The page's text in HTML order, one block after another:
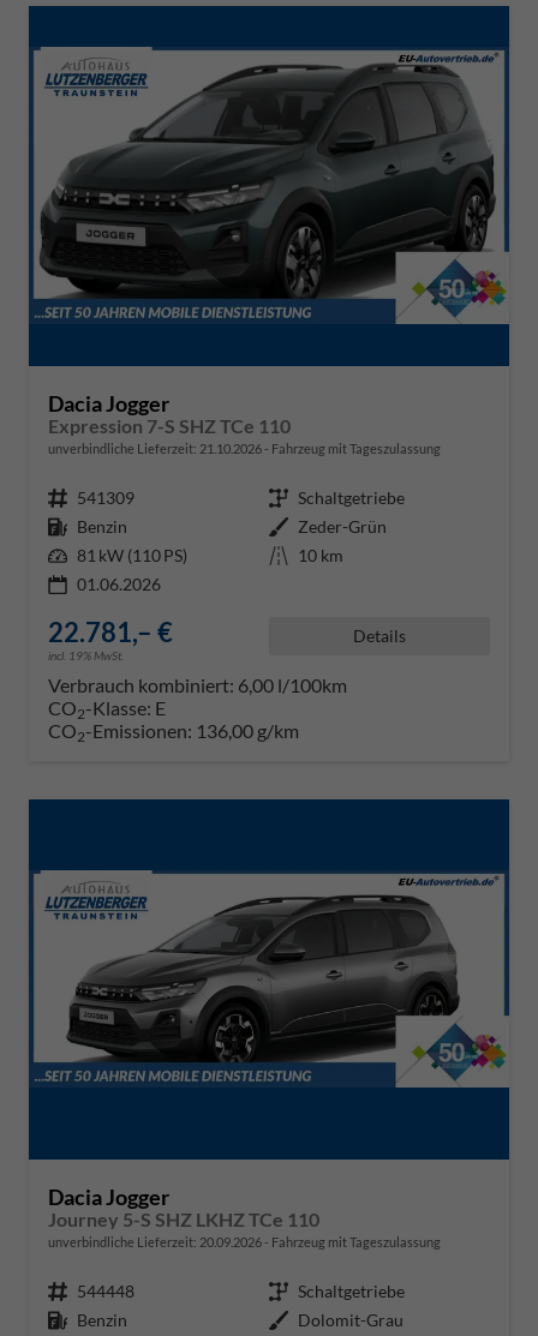
Dacia Jogger
Expression 7-S SHZ TCe 110
unverbindliche Lieferzeit: 21.10.2026 Fahrzeug mit Tageszulassung
Fahrzeugnr. 541309 Getriebe Schaltgetriebe
Kraftstoff Benzin Außenfarbe Zeder-Grün
Leistung 81 kW (110 PS) Kilometerstand 10 km
01.06.2026
22.781,– €
incl. 19% MwSt.
Details
Verbrauch kombiniert: 6,00 l/100km
CO2-Klasse: E
CO2-Emissionen: 136,00 g/km
Dacia Jogger
Journey 5-S SHZ LKHZ TCe 110
unverbindliche Lieferzeit: 20.09.2026 Fahrzeug mit Tageszulassung
Fahrzeugnr. 544448 Getriebe Schaltgetriebe
Kraftstoff Benzin Außenfarbe Dolomit-Grau